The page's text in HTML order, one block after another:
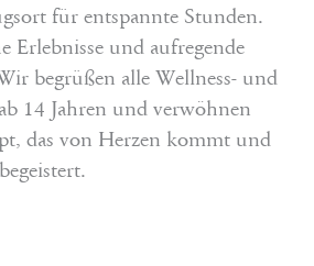
für entspannte Stunden.
Erlebnisse und aufregende
begrüßen alle Wellness- und
14 Jahren und verwöhnen
das von Herzen kommt und